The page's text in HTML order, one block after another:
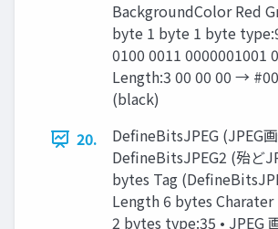
BackgroundColor Red
byte 1 byte 1 byte
0100 0011 0000001001
Length:3 00 00 00 →
(black)
20.
DefineBitsJPEG (JPEG
DefineBitsJPEG2 (殆ど
bytes Tag
Length 6 bytes Charater
2 bytes type:35 • JPEG